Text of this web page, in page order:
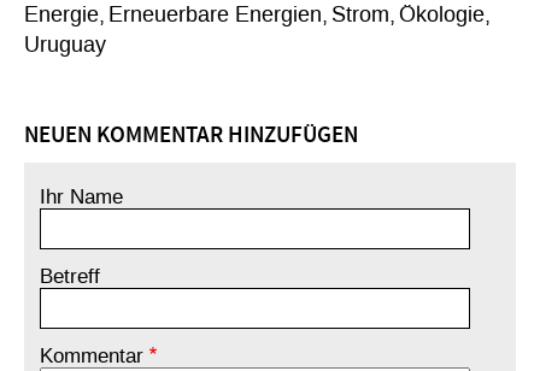
Energie Erneuerbare Energien Strom Ökologie
Uruguay
NEUEN KOMMENTAR HINZUFÜGEN
Ihr Name
Betreff
Kommentar